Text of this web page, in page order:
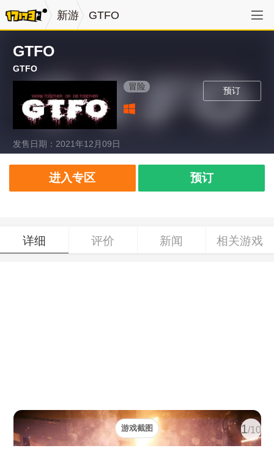
新游 GTFO
GTFO
GTFO
预订
冒险
发售日期：2021年12月09日
进入专区 预订
详细 评价 新闻 相关游戏
1/10
游戏截图